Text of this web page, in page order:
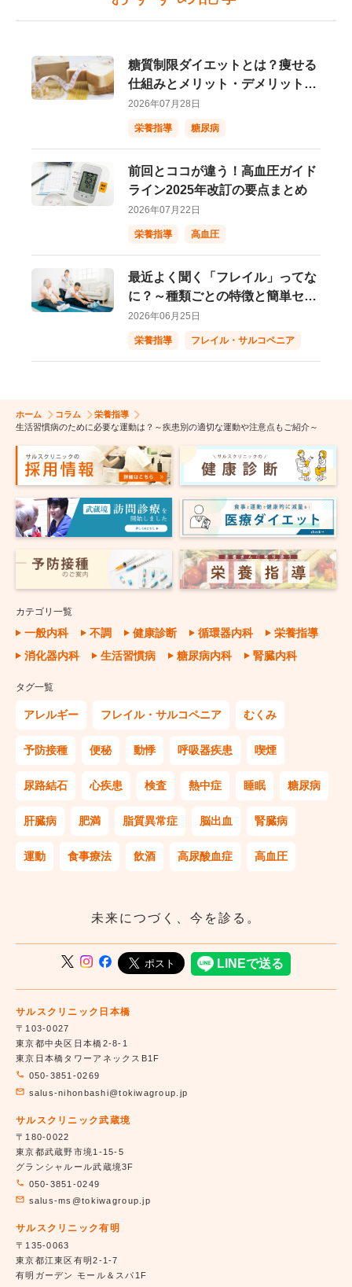
糖質制限ダイエットとは？痩せる
仕組みとメリット・デメリットを
わかりやすく解説 ！
2026年07月28日
栄養指導 糖尿病
前回とココが違う！高血圧ガイド
ライン2025年改訂の要点まとめ
2026年07月22日
栄養指導 高血圧
最近よく聞く「フレイル」ってな
に？～種類ごとの特徴と簡単セル
フチェック～
2026年06月25日
栄養指導 フレイル・サルコペニア
ホーム コラム
栄養指導
生活習慣病のために必要な運動は？～疾患別の適切な運動や注意点もご紹介～
カテゴリ一覧
一般内科 不調 健康診断 循環器内科
栄養指導
消化器内科
生活習慣病 糖尿病内科 腎臓内科
タグ一覧
アレルギー フレイル・サルコペニア むくみ
予防接種 便秘 動悸 呼吸器疾患 喫煙
尿路結石 心疾患 検査 熱中症 睡眠 糖尿病
肝臓病 肥満 脂質異常症 脳出血 腎臓病
運動 食事療法 飲酒 高尿酸血症 高血圧
未来につづく、今を診る。
サルスクリニック日本橋
〒103-0027
東京都中央区日本橋2-8-1
東京日本橋タワーアネックスB1F
050-3851-0269
salus-nihonbashi@tokiwagroup.jp
サルスクリニック武蔵境
〒180-0022
東京都武蔵野市境1-15-5
グランシャルール武蔵境3F
050-3851-0249
salus-ms@tokiwagroup.jp
サルスクリニック有明
〒135-0063
東京都江東区有明2-1-7
有明ガーデン モール＆スパ1F